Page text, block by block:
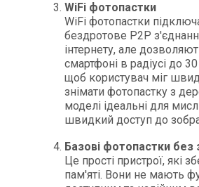
WiFi фотопастки
WiFi фотопастки
бездротове P2P
інтернету, але
смартфоні в радіусі до
щоб користувач міг
знімати фотопастку з
моделі ідеальні для
швидкий доступ до
Базові фотопастки без
Це прості пристрої, які
пам'яті. Вони не мають